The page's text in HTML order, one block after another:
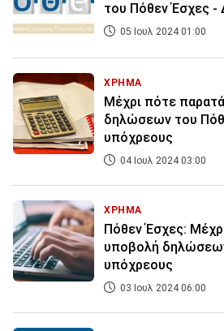
του Πόθεν Έσχες -
05 Ιουλ 2024 01:00
ΧΡΗΜΑ
Μέχρι πότε
δηλώσεων του
υπόχρεους
04 Ιουλ 2024 03:00
ΧΡΗΜΑ
Πόθεν Έσχες:
υποβολή
υπόχρεους
03 Ιουλ 2024 06:00